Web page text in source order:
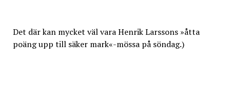
Det där kan mycket väl vara Henrik Larssons »åtta
poäng upp till säker mark«-mössa på söndag.)